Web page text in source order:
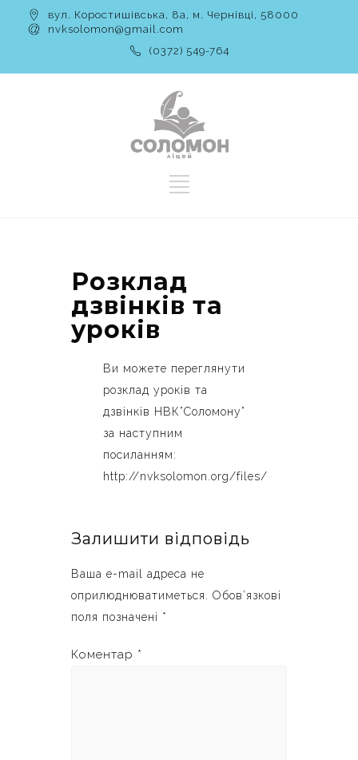
вул. Коростишівська, 8а, м. Чернівці, 58000
nvksolomon@gmail.com
(0372) 549-764
Розклад
дзвінків та
уроків
Ви можете переглянути
розклад уроків та
дзвінків НВК”Соломону”
за наступним
посиланням:
http://nvksolomon.org/files/
Залишити відповідь
Ваша e-mail адреса не
оприлюднюватиметься.
Обов’язкові
поля позначені *
Коментар *